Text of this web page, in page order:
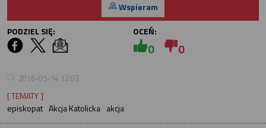
Wspieram
PODZIEL SIĘ:
OCEŃ:
0 0
2016-05-14 12:03
[ TEMATY ]
episkopat Akcja Katolicka akcja